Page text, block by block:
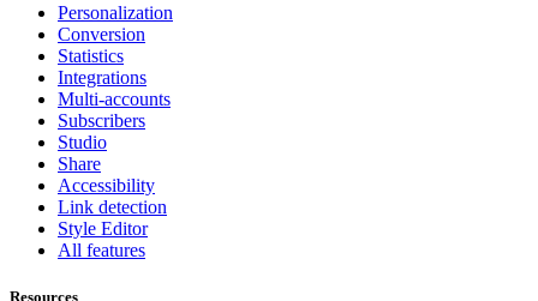
Personalization
Conversion
Statistics
Integrations
Multi-accounts
Subscribers
Studio
Share
Accessibility
Link detection
Style Editor
All features
Resources